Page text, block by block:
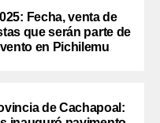
Fecha, venta de
que serán parte de
en Pichilemu
de Cachapoal: